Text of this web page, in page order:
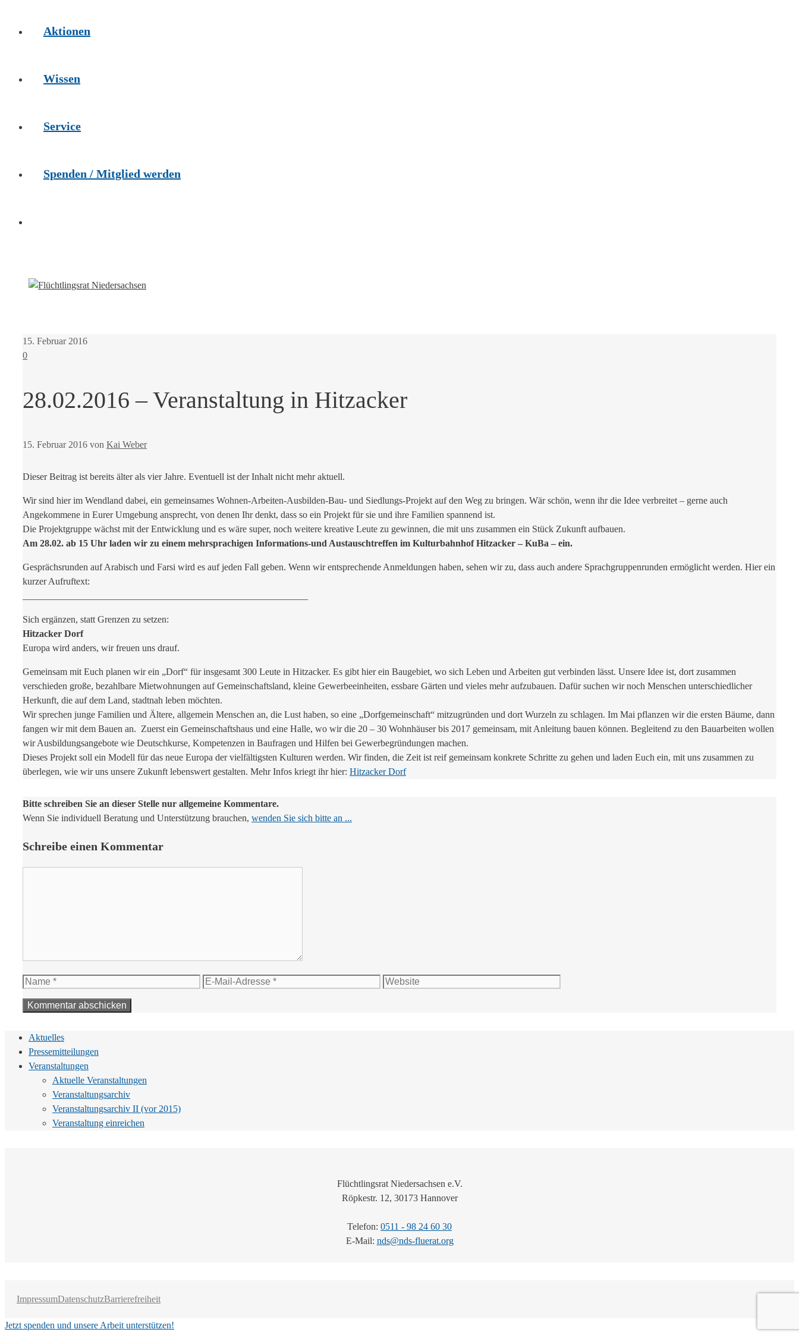
Aktionen
Wissen
Service
Spenden / Mitglied werden
15. Februar 2016
0
28.02.2016 – Veranstaltung in Hitzacker
15. Februar 2016 von Kai Weber
Dieser Beitrag ist bereits älter als vier Jahre. Eventuell ist der Inhalt nicht mehr aktuell.
Wir sind hier im Wendland dabei, ein gemeinsames Wohnen-Arbeiten-Ausbilden-Bau- und Siedlungs-Projekt auf den Weg zu bringen. Wär schön, wenn ihr die Idee verbreitet – gerne auch
Angekommene in Eurer Umgebung ansprecht, von denen Ihr denkt, dass so ein Projekt für sie und ihre Familien spannend ist.
Die Projektgruppe wächst mit der Entwicklung und es wäre super, noch weitere kreative Leute zu gewinnen, die mit uns zusammen ein Stück Zukunft aufbauen.
Am 28.02. ab 15 Uhr laden wir zu einem mehrsprachigen Informations-und Austauschtreffen im Kulturbahnhof Hitzacker – KuBa – ein.
Gesprächsrunden auf Arabisch und Farsi wird es auf jeden Fall geben. Wenn wir entsprechende Anmeldungen haben, sehen wir zu, dass auch andere Sprachgruppenrunden ermöglicht werden. Hier ein
kurzer Aufruftext:
Sich ergänzen, statt Grenzen zu setzen:
Hitzacker Dorf
Europa wird anders, wir freuen uns drauf.
Gemeinsam mit Euch planen wir ein „Dorf“ für insgesamt 300 Leute in Hitzacker. Es gibt hier ein Baugebiet, wo sich Leben und Arbeiten gut verbinden lässt. Unsere Idee ist, dort zusammen
verschieden große, bezahlbare Mietwohnungen auf Gemeinschaftsland, kleine Gewerbeeinheiten, essbare Gärten und vieles mehr aufzubauen. Dafür suchen wir noch Menschen unterschiedlicher
Herkunft, die auf dem Land, stadtnah leben möchten.
Wir sprechen junge Familien und Ältere, allgemein Menschen an, die Lust haben, so eine „Dorfgemeinschaft“ mitzugründen und dort Wurzeln zu schlagen. Im Mai pflanzen wir die ersten Bäume, dann
fangen wir mit dem Bauen an. Zuerst ein Gemeinschaftshaus und eine Halle, wo wir die 20 – 30 Wohnhäuser bis 2017 gemeinsam, mit Anleitung bauen können. Begleitend zu den Bauarbeiten wollen
wir Ausbildungsangebote wie Deutschkurse, Kompetenzen in Baufragen und Hilfen bei Gewerbegründungen machen.
Dieses Projekt soll ein Modell für das neue Europa der vielfältigsten Kulturen werden. Wir finden, die Zeit ist reif gemeinsam konkrete Schritte zu gehen und laden Euch ein, mit uns zusammen zu
überlegen, wie wir uns unsere Zukunft lebenswert gestalten. Mehr Infos kriegt ihr hier: Hitzacker Dorf
Bitte schreiben Sie an dieser Stelle nur allgemeine Kommentare.
Wenn Sie individuell Beratung und Unterstützung brauchen, wenden Sie sich bitte an ...
Schreibe einen Kommentar
Name
E-
Website
Aktuelles
Pressemitteilungen
Veranstaltungen
Aktuelle Veranstaltungen
Veranstaltungsarchiv
Veranstaltungsarchiv II (vor 2015)
Veranstaltung einreichen
Flüchtlingsrat Niedersachsen e.V.
Röpkestr. 12, 30173 Hannover
Telefon: 0511 - 98 24 60 30
E-Mail: nds@nds-fluerat.org
ImpressumDatenschutzBarrierefreiheit
Jetzt spenden und unsere Arbeit unterstützen!